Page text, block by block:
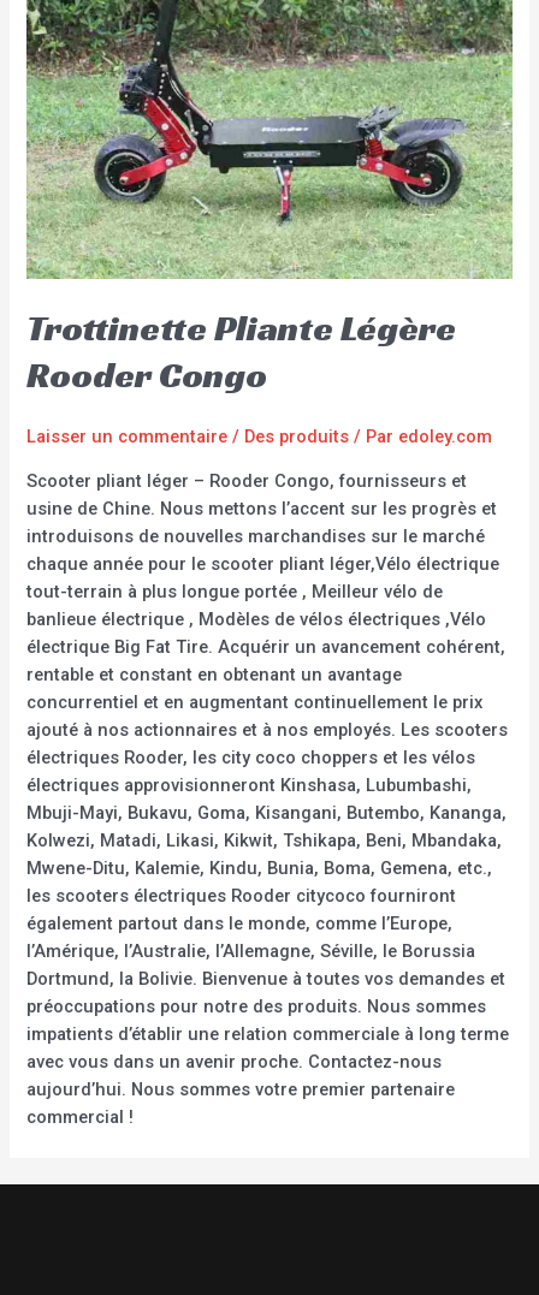
Trottinette Pliante Légère
Rooder Congo
Laisser un commentaire / Des produits / Par edoley.com
Scooter pliant léger – Rooder Congo, fournisseurs et
usine de Chine. Nous mettons l’accent sur les progrès et
introduisons de nouvelles marchandises sur le marché
chaque année pour le scooter pliant léger,Vélo électrique
tout-terrain à plus longue portée , Meilleur vélo de
banlieue électrique , Modèles de vélos électriques ,Vélo
électrique Big Fat Tire. Acquérir un avancement cohérent,
rentable et constant en obtenant un avantage
concurrentiel et en augmentant continuellement le prix
ajouté à nos actionnaires et à nos employés. Les scooters
électriques Rooder, les city coco choppers et les vélos
électriques approvisionneront Kinshasa, Lubumbashi,
Mbuji-Mayi, Bukavu, Goma, Kisangani, Butembo, Kananga,
Kolwezi, Matadi, Likasi, Kikwit, Tshikapa, Beni, Mbandaka,
Mwene-Ditu, Kalemie, Kindu, Bunia, Boma, Gemena, etc.,
les scooters électriques Rooder citycoco fourniront
également partout dans le monde, comme l’Europe,
l’Amérique, l’Australie, l’Allemagne, Séville, le Borussia
Dortmund, la Bolivie. Bienvenue à toutes vos demandes et
préoccupations pour notre des produits. Nous sommes
impatients d’établir une relation commerciale à long terme
avec vous dans un avenir proche. Contactez-nous
aujourd’hui. Nous sommes votre premier partenaire
commercial !